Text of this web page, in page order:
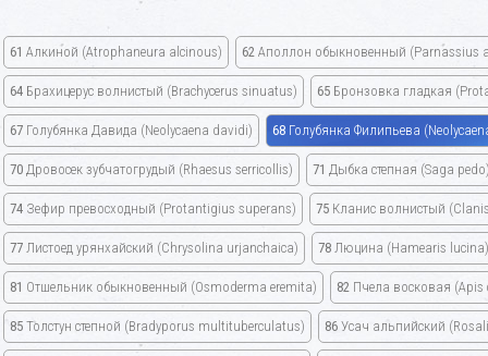
61 Алкиной (Atrophaneura alcinous) 62 Аполлон обыкновенный (Parnassius
64 Брахицерус волнистый (Brachycerus sinuatus) 65 Бронзовка гладкая
67 Голубянка Давида (Neolycaena davidi) 68 Голубянка Филипьева
70 Дровосек зубчатогрудый (Rhaesus serricollis) 71 Дыбка степная (Saga
74 Зефир превосходный (Protantigius superans) 75 Кланис волнистый
77 Листоед урянхайский (Chrysolina urjanchaica) 78 Люцина (Hamearis lucina)
81 Отшельник обыкновенный (Osmoderma eremita) 82 Пчела восковая (Apis
85 Толстун степной (Bradyporus multituberculatus) 86 Усач альпийский